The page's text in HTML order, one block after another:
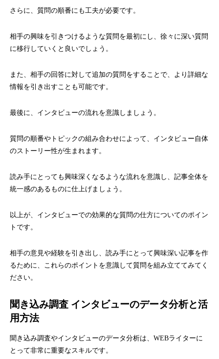
さらに、質問の順番にも工夫が必要です。
相手の興味を引きつけるような質問を最初にし、徐々に深い質問
に移行していくと良いでしょう。
また、相手の回答に対して追加の質問をすることで、より詳細な
情報を引き出すことも可能です。
最後に、インタビューの流れを意識しましょう。
質問の順番やトピックの組み合わせによって、インタビュー自体
のストーリー性が生まれます。
読み手にとっても興味深くなるような流れを意識し、記事全体を
統一感のあるものに仕上げましょう。
以上が、インタビューでの効果的な質問の仕方についてのポイン
トです。
相手の意見や経験を引き出し、読み手にとって興味深い記事を作
るために、これらのポイントを意識して質問を組み立ててみてく
ださい。
聞き込み調査 インタビューのデータ分析と活
用方法
聞き込み調査やインタビューのデータ分析は、WEBライターに
とって非常に重要なスキルです。